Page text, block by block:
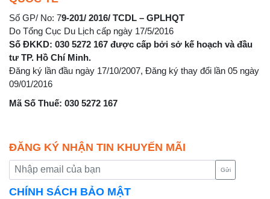
Số GP/ No: 79-201/ 2016/ TCDL – GPLHQT
Do Tổng Cục Du Lịch cấp ngày 17/5/2016
Số ĐKKD: 030 5272 167 được cấp bởi sở kế hoạch và đầu
tư TP. Hồ Chí Minh.
Đăng ký lần đầu ngày 17/10/2007, Đăng ký thay đổi lần 05 ngày
09/01/2016
Mã Số Thuế: 030 5272 167
ĐĂNG KÝ NHẬN TIN KHUYẾN MÃI
Gửi
CHÍNH SÁCH BẢO MẬT